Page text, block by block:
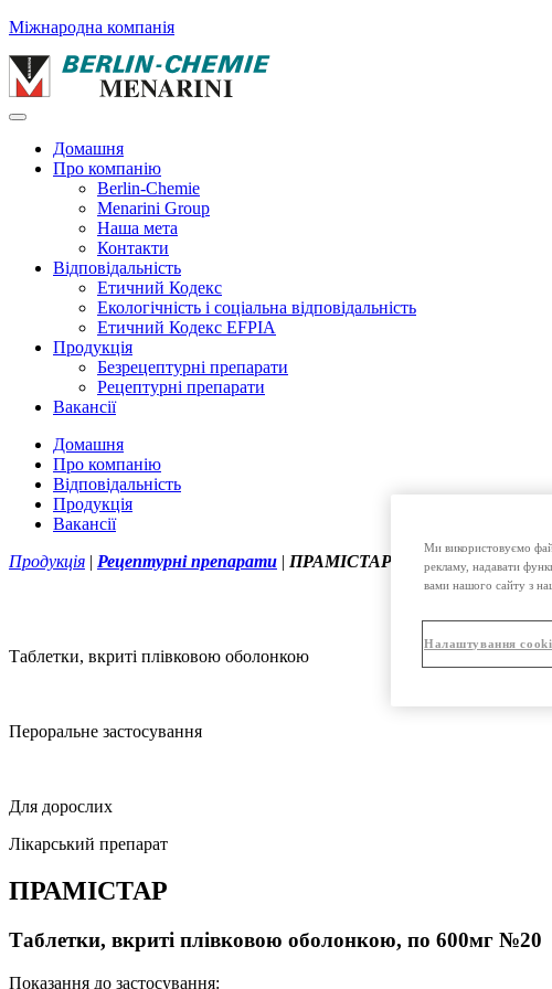
Міжнародна компанія
Домашня
Про компанію
Berlin-Chemie
Menarini Group
Наша мета
Контакти
Відповідальність
Етичний Кодекс
Екологічність і соціальна відповідальність
Етичний Кодекс EFPIA
Продукція
Безрецептурні препарати
Рецептурні препарати
Вакансії
Домашня
Про компанію
Відповідальність
Продукція
Вакансії
Продукція | Рецептурні препарати | ПРАМІСТАР таблетки, вкриті
Таблетки, вкриті плівковою оболонкою
Пероральне застосування
Для дорослих
Лікарський препарат
ПРАМІСТАР
Таблетки, вкриті плівковою оболонкою, по 600мг №20
Показання до застосування:
Ми використовуємо
рекламу, надавати
вами нашого сайту з
Налаштування